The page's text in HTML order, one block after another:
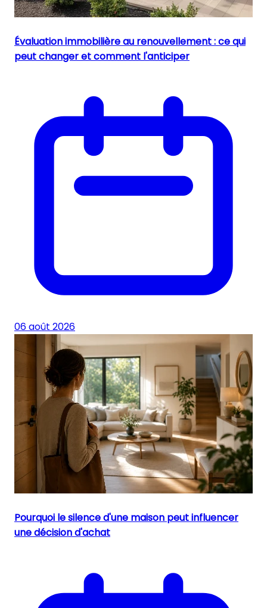
Évaluation immobilière au renouvellement : ce qui
peut changer et comment l'anticiper
06 août 2026
Pourquoi le silence d'une maison peut influencer
une décision d'achat